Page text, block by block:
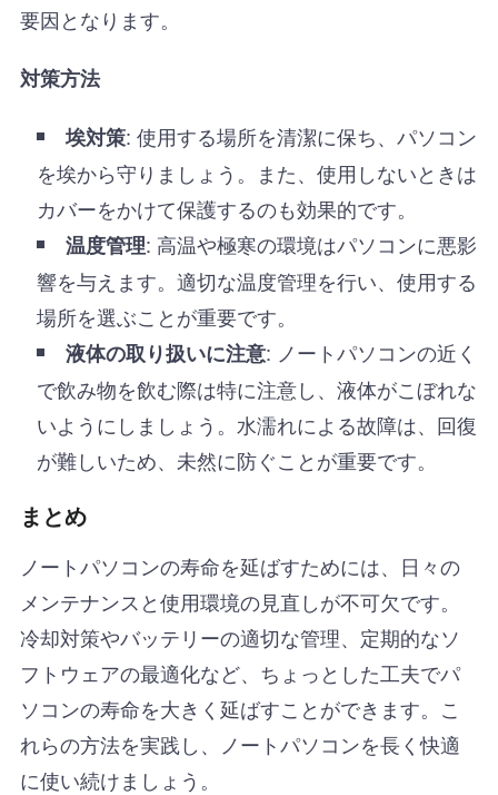
要因となります。
対策方法
埃対策: 使用する場所を清潔に保ち、パソコン
を埃から守りましょう。また、使用しないときは
カバーをかけて保護するのも効果的です。
温度管理: 高温や極寒の環境はパソコンに悪影
響を与えます。適切な温度管理を行い、使用する
場所を選ぶことが重要です。
液体の取り扱いに注意: ノートパソコンの近く
で飲み物を飲む際は特に注意し、液体がこぼれな
いようにしましょう。水濡れによる故障は、回復
が難しいため、未然に防ぐことが重要です。
まとめ
ノートパソコンの寿命を延ばすためには、日々の
メンテナンスと使用環境の見直しが不可欠です。
冷却対策やバッテリーの適切な管理、定期的なソ
フトウェアの最適化など、ちょっとした工夫でパ
ソコンの寿命を大きく延ばすことができます。こ
れらの方法を実践し、ノートパソコンを長く快適
に使い続けましょう。